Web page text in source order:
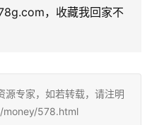
，收藏我回家不
源专家，如若转载，请注明
578.html